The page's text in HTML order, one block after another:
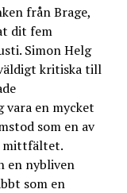
från Brage,
dit fem
Simon Helg
kritiska till
vara en mycket
som en av
mittfältet.
en nybliven
som en